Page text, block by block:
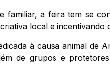
familiar, a feira tem se
local e
à causa animal de
de grupos e